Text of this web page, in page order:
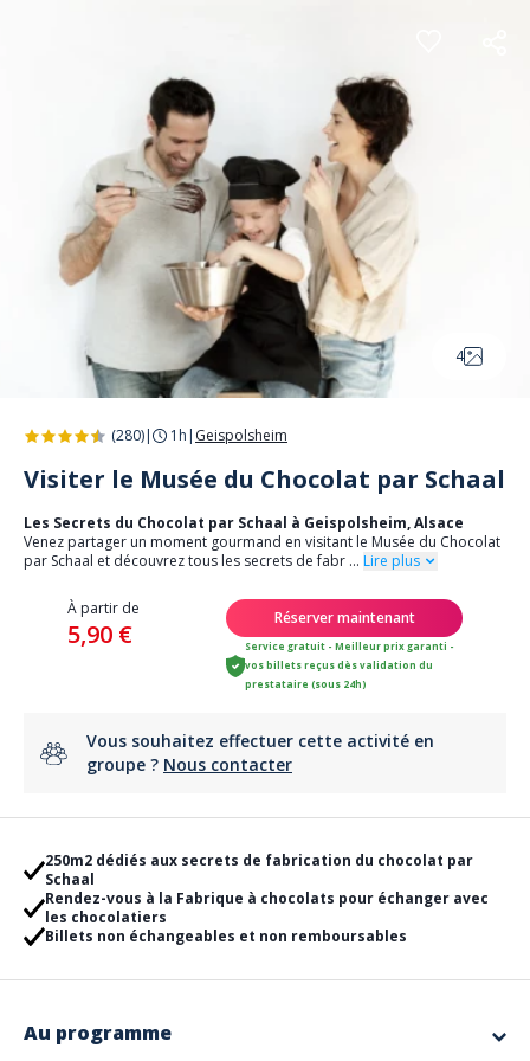
4
(280)| 1h | Geispolsheim
Visiter le Musée du Chocolat par Schaal
Les Secrets du Chocolat par Schaal à Geispolsheim, Alsace
Venez partager un moment gourmand en visitant le Musée du Chocolat
par Schaal et découvrez tous les secrets de fabr ... Lire plus
À partir de
5,90 €
Réserver maintenant
Service gratuit - Meilleur prix garanti -
vos billets reçus dès validation du
prestataire (sous 24h)
Vous souhaitez effectuer cette activité en
groupe ? Nous contacter
250m2 dédiés aux secrets de fabrication du chocolat par
Schaal
Rendez-vous à la Fabrique à chocolats pour échanger avec
les chocolatiers
Billets non échangeables et non remboursables
Au programme